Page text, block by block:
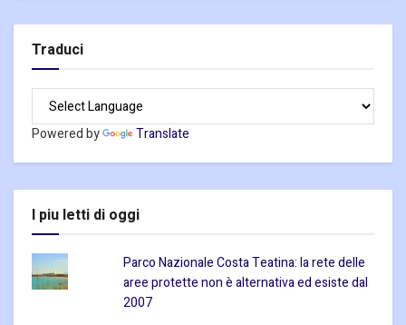
Traduci
Powered by Translate
I piu letti di oggi
Parco Nazionale Costa Teatina: la rete delle
aree protette non è alternativa ed esiste dal
2007